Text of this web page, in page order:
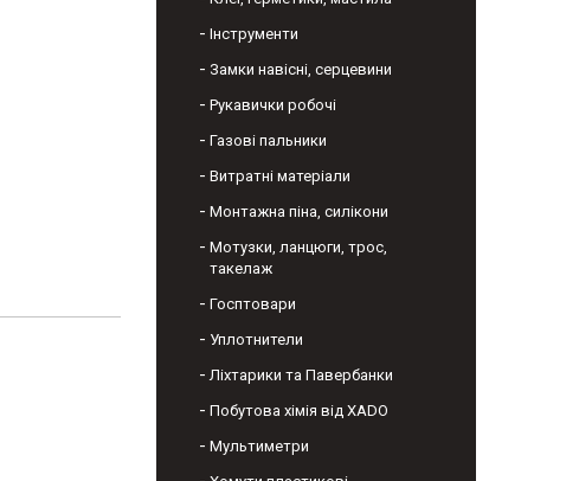
Інструменти
Замки навісні, серцевини
Рукавички робочі
Газові пальники
Витратні матеріали
Монтажна піна, силікони
Мотузки, ланцюги, трос,
такелаж
Госптовари
Уплотнители
Ліхтарики та Павербанки
Побутова хімія від XADO
Мультиметри